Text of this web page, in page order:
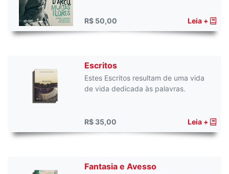
R$ 50,00 Leia +
Escritos
Estes Escritos resultam de uma vida
de vida dedicada às palavras.
R$ 35,00 Leia +
Fantasia e Avesso